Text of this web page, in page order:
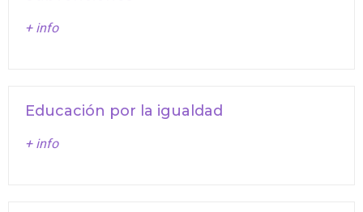
+ info
Educación por la igualdad
+ info